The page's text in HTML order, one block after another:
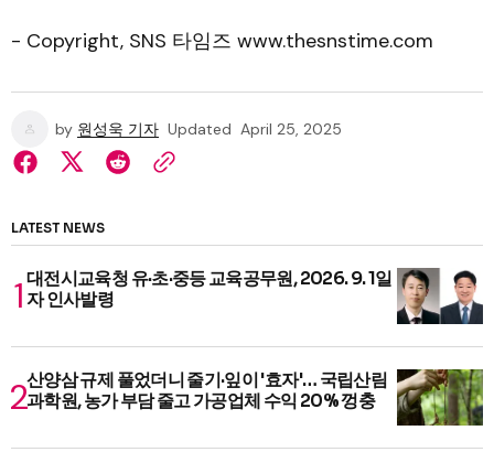
- Copyright, SNS 타임즈 www.thesnstime.com
by 원성욱 기자 Updated April 25, 2025
LATEST NEWS
대전시교육청 유·초·중등 교육공무원, 2026. 9. 1일
자 인사발령
산양삼 규제 풀었더니 줄기·잎이 '효자'… 국립산림
과학원, 농가 부담 줄고 가공업체 수익 20% 껑충